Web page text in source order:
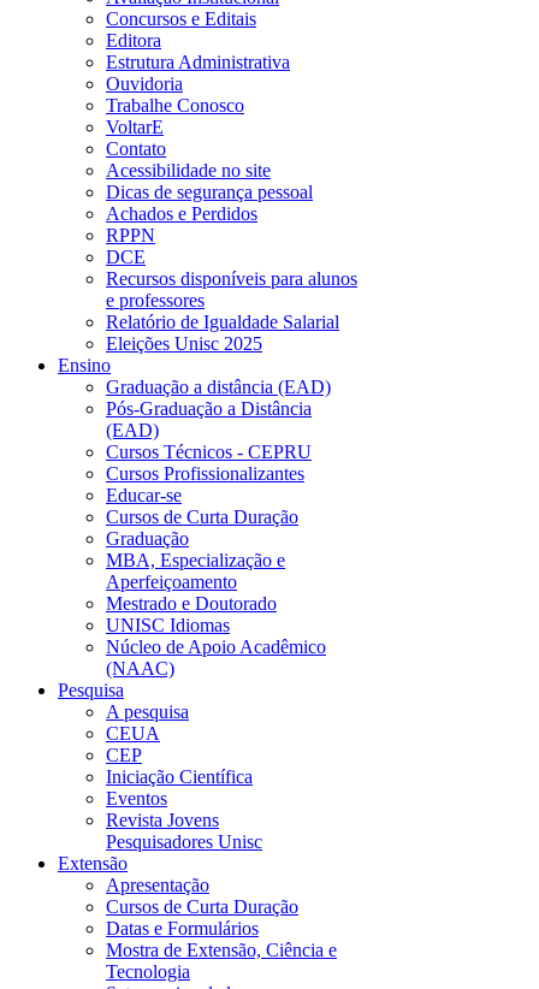
Concursos e Editais
Editora
Estrutura Administrativa
Ouvidoria
Trabalhe Conosco
VoltarE
Contato
Acessibilidade no site
Dicas de segurança pessoal
Achados e Perdidos
RPPN
DCE
Recursos disponíveis para alunos
e professores
Relatório de Igualdade Salarial
Eleições Unisc 2025
Ensino
Graduação a distância (EAD)
Pós-Graduação a Distância
(EAD)
Cursos Técnicos - CEPRU
Cursos Profissionalizantes
Educar-se
Cursos de Curta Duração
Graduação
MBA, Especialização e
Aperfeiçoamento
Mestrado e Doutorado
UNISC Idiomas
Núcleo de Apoio Acadêmico
(NAAC)
Pesquisa
A pesquisa
CEUA
CEP
Iniciação Científica
Eventos
Revista Jovens
Pesquisadores Unisc
Extensão
Apresentação
Cursos de Curta Duração
Datas e Formulários
Mostra de Extensão, Ciência e
Tecnologia